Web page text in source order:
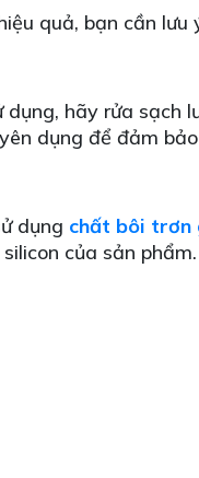
quả, bạn cần lưu
hãy rửa
dụng để đảm
dụng chất bôi trơn
của sản phẩm.